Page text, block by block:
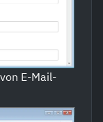
E-Mail-